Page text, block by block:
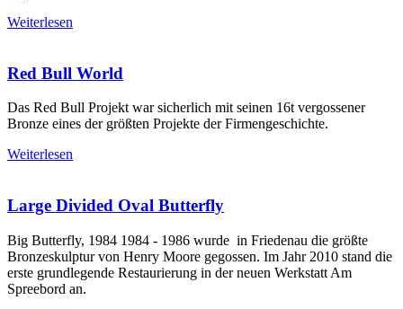
Weiterlesen
Red Bull World
Das Red Bull Projekt war sicherlich mit seinen 16t vergossener
Bronze eines der größten Projekte der Firmengeschichte.
Weiterlesen
Large Divided Oval Butterfly
Big Butterfly, 1984 1984 - 1986 wurde in Friedenau die größte
Bronzeskulptur von Henry Moore gegossen. Im Jahr 2010 stand die
erste grundlegende Restaurierung in der neuen Werkstatt Am
Spreebord an.